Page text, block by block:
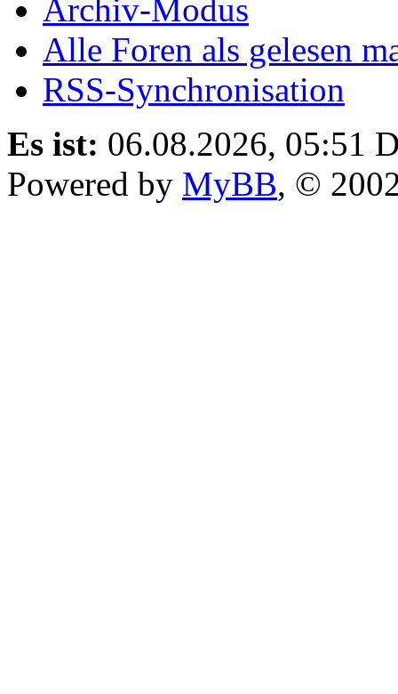
Archiv-Modus
Alle Foren als gelesen
RSS-Synchronisation
Es ist: 06.08.2026, 05:51
Powered by MyBB, ©